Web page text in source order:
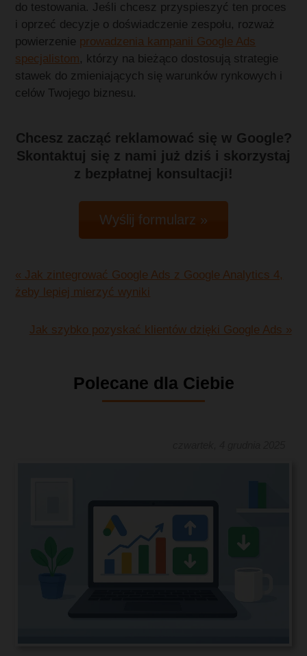
do testowania. Jeśli chcesz przyspieszyć ten proces
i oprzeć decyzje o doświadczenie zespołu, rozważ
powierzenie prowadzenia kampanii Google Ads
specjalistom, którzy na bieżąco dostosują strategie
stawek do zmieniających się warunków rynkowych i
celów Twojego biznesu.
Chcesz zacząć reklamować się w Google?
Skontaktuj się z nami już dziś i skorzystaj
z bezpłatnej konsultacji!
Wyślij formularz »
« Jak zintegrować Google Ads z Google Analytics 4,
żeby lepiej mierzyć wyniki
Jak szybko pozyskać klientów dzięki Google Ads »
Polecane dla Ciebie